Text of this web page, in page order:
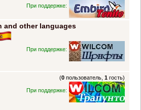
При поддержке:
and other languages
При поддержке:
(0 пользователь,1 гость)
При поддержке: